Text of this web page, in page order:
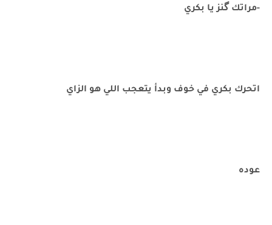
-مراتك گنز يا بكري
اتحرك بكري في خوف وبدأ يتعجب اللي هو الزاي
عوده